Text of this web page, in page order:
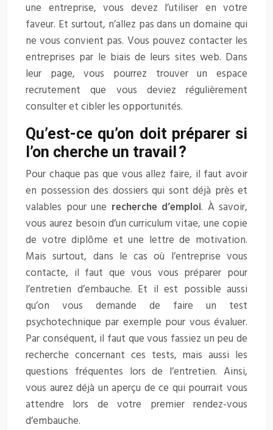
une entreprise, vous devez l’utiliser en votre
faveur. Et surtout, n’allez pas dans un domaine qui
ne vous convient pas. Vous pouvez contacter les
entreprises par le biais de leurs sites web. Dans
leur page, vous pourrez trouver un espace
recrutement que vous deviez régulièrement
consulter et cibler les opportunités.
Qu’est-ce qu’on doit préparer si
l’on cherche un travail ?
Pour chaque pas que vous allez faire, il faut avoir
en possession des dossiers qui sont déjà près et
valables pour une recherche d’emploi. À savoir,
vous aurez besoin d’un curriculum vitae, une copie
de votre diplôme et une lettre de motivation.
Mais surtout, dans le cas où l’entreprise vous
contacte, il faut que vous vous préparer pour
l’entretien d’embauche. Et il est possible aussi
qu’on vous demande de faire un test
psychotechnique par exemple pour vous évaluer.
Par conséquent, il faut que vous fassiez un peu de
recherche concernant ces tests, mais aussi les
questions fréquentes lors de l’entretien. Ainsi,
vous aurez déjà un aperçu de ce qui pourrait vous
attendre lors de votre premier rendez-vous
d’embauche.